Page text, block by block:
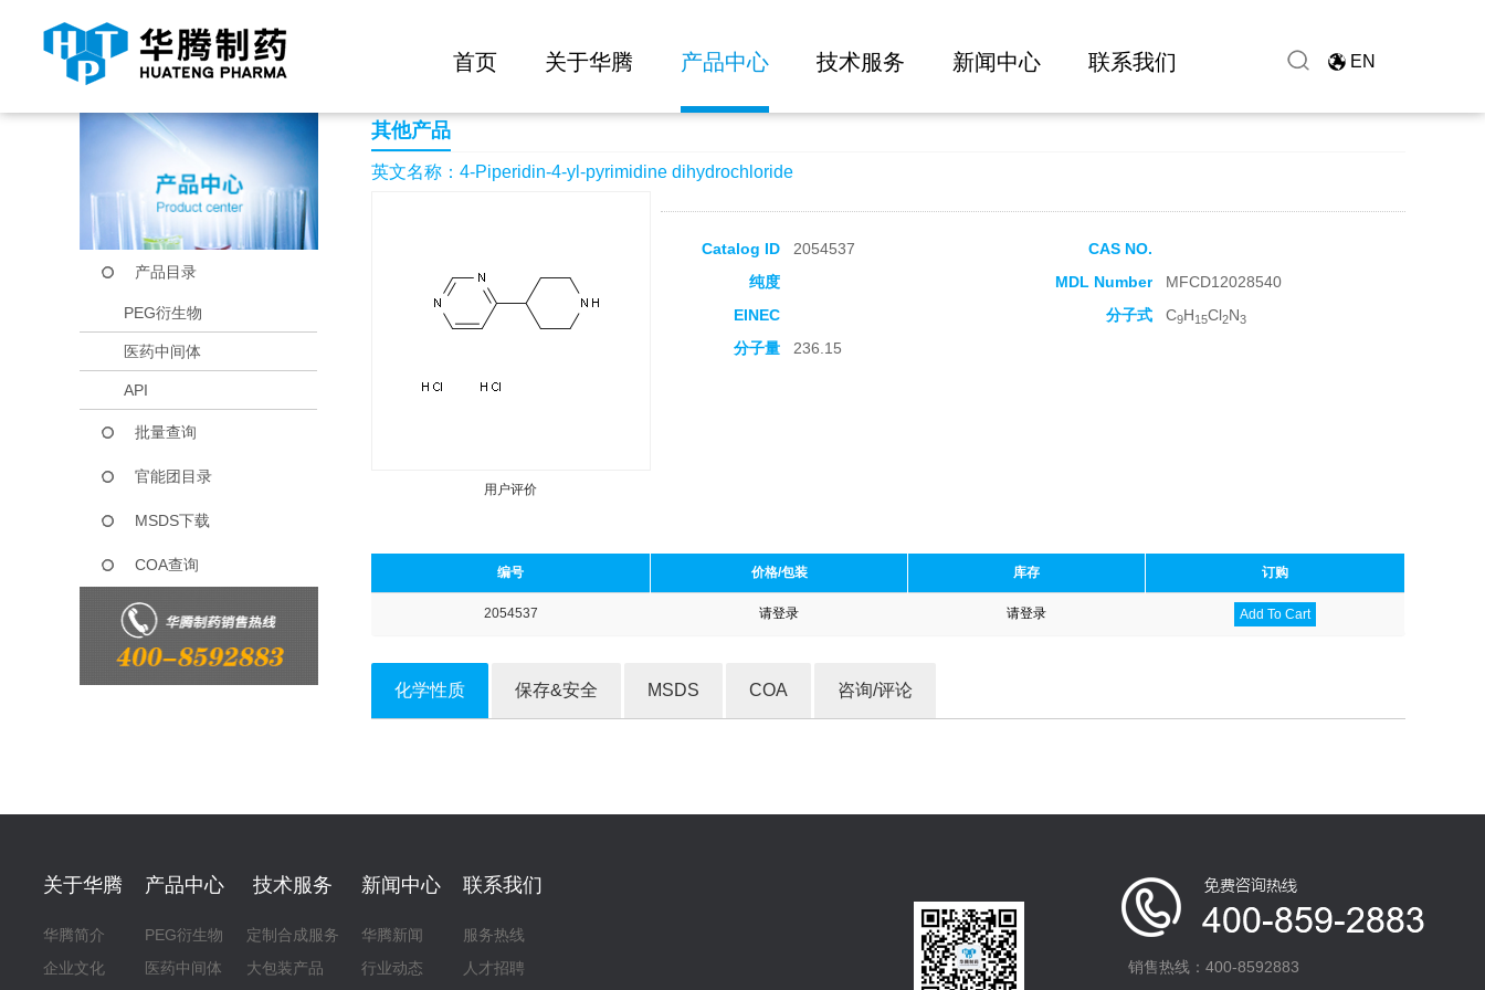
首页 关于华腾 产品中心 技术服务 新闻中心 联系我们 EN
当前位置： 首页 产品中心 4-Piperidin-4-yl-pyrimidine dihydrochloride
产品目录
PEG衍生物
医药中间体
API
批量查询
官能团目录
MSDS下载
COA查询
其他产品
英文名称：4-Piperidin-4-yl-pyrimidine dihydrochloride
用户评价
Catalog ID 2054537
CAS NO.
纯度
MDL Number
MFCD12028540
EINEC
分子式 C9H15Cl2N3
分子量 236.15
编号 价格/包装 库存 订购
2054537 请登录 请登录 Add To Cart
化学性质 保存&安全 MSDS COA 咨询/评论
关于华腾
华腾简介
企业文化
产品中心
PEG衍生物
医药中间体
技术服务
定制合成服务
大包装产品
新闻中心
华腾新闻
行业动态
联系我们
服务热线
人才招聘
销售热线：400-8592883